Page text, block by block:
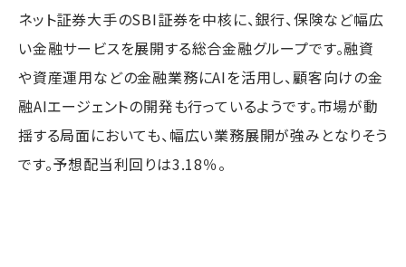
ネット証券大手のSBI証券を中核に、銀行、保険など幅広
い金融サービスを展開する総合金融グループです。融資
や資産運用などの金融業務にAIを活用し、顧客向けの金
融AIエージェントの開発も行っているようです。市場が動
揺する局面においても、幅広い業務展開が強みとなりそう
です。予想配当利回りは3.18％。